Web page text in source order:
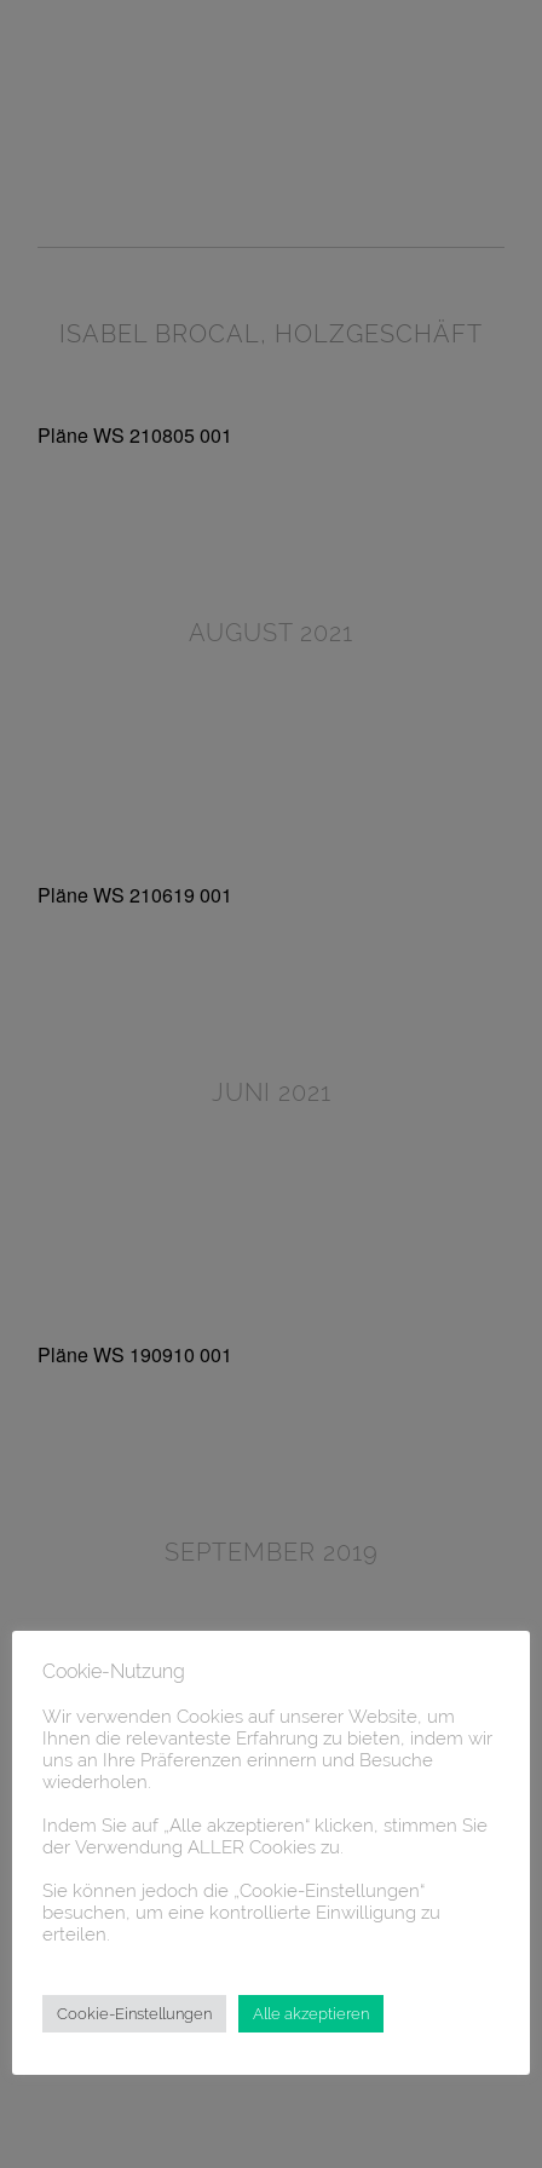
ISABEL BROCAL, HOLZGESCHÄFT
AUGUST 2021
JUNI 2021
SEPTEMBER 2019
Cookie-Nutzung
Wir verwenden Cookies auf unserer Website, um
Ihnen die relevanteste Erfahrung zu bieten, indem wir
uns an Ihre Präferenzen erinnern und Besuche
wiederholen.
Indem Sie auf „Alle akzeptieren“ klicken, stimmen Sie
der Verwendung ALLER Cookies zu.
Sie können jedoch die „Cookie-Einstellungen“
besuchen, um eine kontrollierte Einwilligung zu
erteilen.
Cookie-Einstellungen Alle akzeptieren